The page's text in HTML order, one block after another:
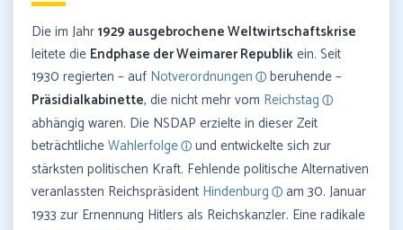
Die im Jahr1929 ausgebrochene Weltwirtschaftskrise
leitete die Endphase der Weimarer Republikein. Seit
1930 regierten – auf Notverordnungen
beruhende –
Präsidialkabinette, die nicht mehr vom Reichstag
abhängig waren. Die NSDAP erzielte in dieser Zeit
beträchtlicheWahlerfolge
und entwickelte sich zur
stärksten politischen Kraft. Fehlende politische Alternativen
veranlassten Reichspräsident Hindenburg
am 30. Januar
1933 zur Ernennung Hitlers als Reichskanzler. Eine radikale